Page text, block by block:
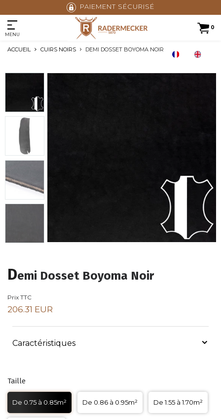
PAIEMENT SÉCURISÉ
0
MENU
ACCUEIL CUIRS NOIRS DEMI DOSSET BOYOMA NOIR
Demi Dosset Boyoma Noir
Prix TTC
206.31 EUR
Caractéristiques
Taille
De 0.75 à 0.85m² De 0.86 à 0.95m² De 1.55 à 1.70m²